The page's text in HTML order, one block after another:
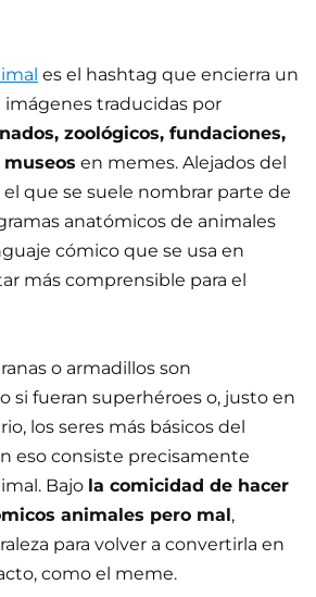
es el hashtag que encierra un
traducidas por
zoológicos, fundaciones,
en memes. Alejados del
que se suele nombrar parte de
anatómicos de animales
cómico que se usa en
más comprensible para el
o armadillos son
si fueran superhéroes o, justo en
los seres más básicos del
eso consiste precisamente
Bajo la comicidad de hacer
animales pero mal,
para volver a convertirla en
como el meme.